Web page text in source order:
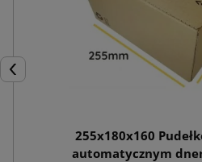
Poprzedni
255x180x160
automatycznym